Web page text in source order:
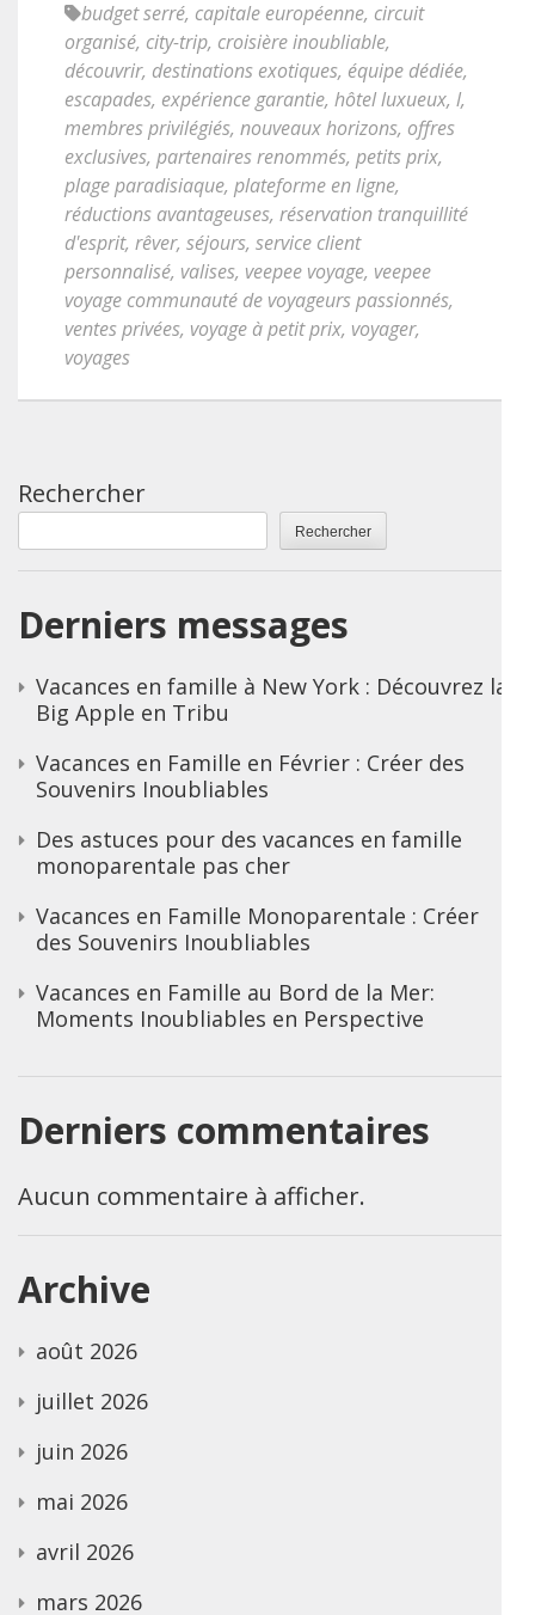
budget serré, capitale européenne, circuit
organisé, city-trip, croisière inoubliable,
découvrir, destinations exotiques, équipe dédiée,
escapades, expérience garantie, hôtel luxueux, l,
membres privilégiés, nouveaux horizons, offres
exclusives, partenaires renommés, petits prix,
plage paradisiaque, plateforme en ligne,
réductions avantageuses, réservation tranquillité
d'esprit, rêver, séjours, service client
personnalisé, valises, veepee voyage, veepee
voyage communauté de voyageurs passionnés,
ventes privées, voyage à petit prix, voyager,
voyages
Rechercher
Rechercher
Derniers messages
Vacances en famille à New York : Découvrez la
Big Apple en Tribu
Vacances en Famille en Février : Créer des
Souvenirs Inoubliables
Des astuces pour des vacances en famille
monoparentale pas cher
Vacances en Famille Monoparentale : Créer
des Souvenirs Inoubliables
Vacances en Famille au Bord de la Mer:
Moments Inoubliables en Perspective
Derniers commentaires
Aucun commentaire à afficher.
Archive
août 2026
juillet 2026
juin 2026
mai 2026
avril 2026
mars 2026